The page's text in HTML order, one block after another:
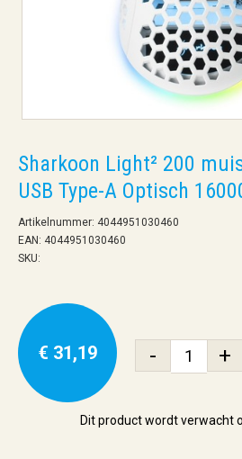
Sharkoon Light² 200
USB Type-A Optisch
Artikelnummer: 4044951030460
EAN: 4044951030460
SKU:
€ 31,19 - +
Dit product wordt verwacht